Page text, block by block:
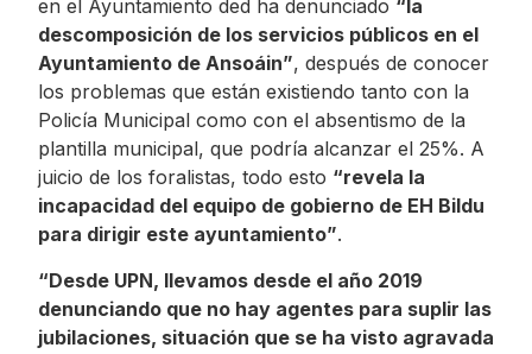
en el Ayuntamiento ded ha denunciado “la
descomposición de los servicios públicos en el
Ayuntamiento de Ansoáin”, después de conocer
los problemas que están existiendo tanto con la
Policía Municipal como con el absentismo de la
plantilla municipal, que podría alcanzar el 25%. A
juicio de los foralistas, todo esto “revela la
incapacidad del equipo de gobierno de EH Bildu
para dirigir este ayuntamiento”.
“Desde UPN, llevamos desde el año 2019
denunciando que no hay agentes para suplir las
jubilaciones, situación que se ha visto agravada